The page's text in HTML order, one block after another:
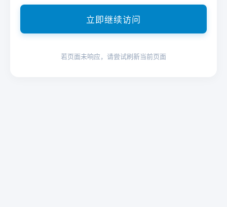
立即继续访问
若页面未响应，请尝试刷新当前页面